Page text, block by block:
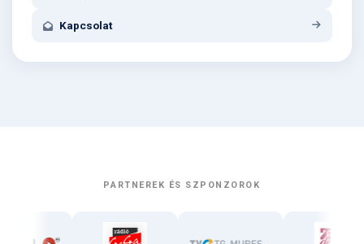
Kapcsolat
PARTNEREK ÉS SZPONZOROK